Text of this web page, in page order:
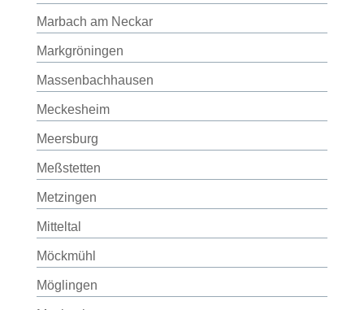
Marbach am Neckar
Markgröningen
Massenbachhausen
Meckesheim
Meersburg
Meßstetten
Metzingen
Mitteltal
Möckmühl
Möglingen